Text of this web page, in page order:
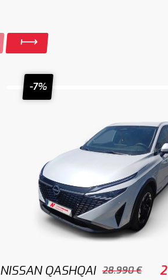
-7%
NISSAN QASHQAI 28.990 €